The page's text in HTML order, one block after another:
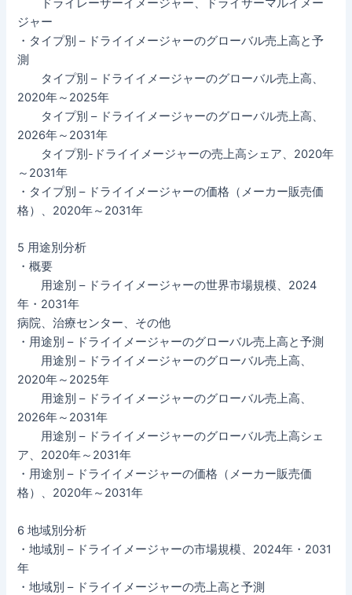
ドライレーザーイメージャー、ドライサーマルイメー
ジャー
・タイプ別 – ドライイメージャーのグローバル売上高と予
測
タイプ別 – ドライイメージャーのグローバル売上高、
2020年～2025年
タイプ別 – ドライイメージャーのグローバル売上高、
2026年～2031年
タイプ別-ドライイメージャーの売上高シェア、2020年
～2031年
・タイプ別 – ドライイメージャーの価格（メーカー販売価
格）、2020年～2031年
5 用途別分析
・概要
用途別 – ドライイメージャーの世界市場規模、2024
年・2031年
病院、治療センター、その他
・用途別 – ドライイメージャーのグローバル売上高と予測
用途別 – ドライイメージャーのグローバル売上高、
2020年～2025年
用途別 – ドライイメージャーのグローバル売上高、
2026年～2031年
用途別 – ドライイメージャーのグローバル売上高シェ
ア、2020年～2031年
・用途別 – ドライイメージャーの価格（メーカー販売価
格）、2020年～2031年
6 地域別分析
・地域別 – ドライイメージャーの市場規模、2024年・2031
年
・地域別 – ドライイメージャーの売上高と予測